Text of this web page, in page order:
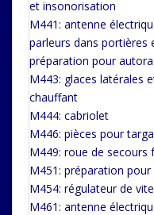
et insonorisation
M441: antenne
parleurs dans portières
préparation pour
M443: glaces latérales
chauffant
M444: cabriolet
M446: pièces pour targa
M449: roue de secours
M451: préparation
M454: régulateur de
M461: antenne